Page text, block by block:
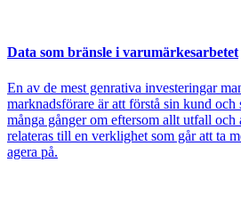
Data som bränsle i varumärkesarbetet
En av de mest genrativa investeringar
marknadsförare är att förstå sin kund
många gånger om eftersom allt utfall och
relateras till en verklighet som går att ta
agera på.